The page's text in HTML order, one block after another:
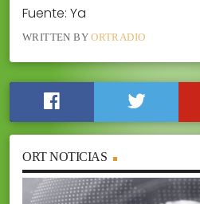
Fuente: Ya
WRITTEN BYORTRADIO
ORT NOTICIAS